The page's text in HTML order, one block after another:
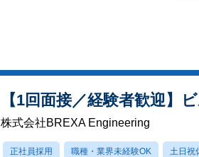
【1回面接／経験者歓迎】
株式会社BREXA Engineering
正社員採用 職種・業界未経験OK 土日祝